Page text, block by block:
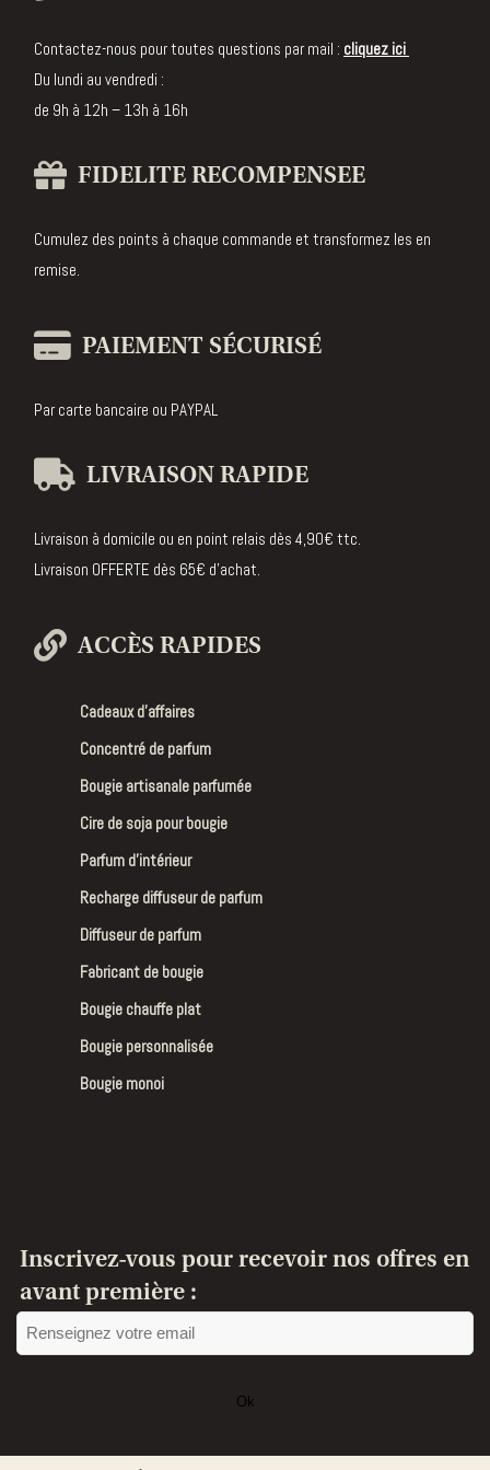
Bougie
Crémant
d'Alsace
Collector
parfumée
Diffuseur
Contactez-nous pour toutes questions par mail : cliquez ici
Du lundi au vendredi :
de 9h à 12h – 13h à 16h
FIDELITE RECOMPENSEE
Cumulez des points à chaque commande et transformez les en
remise.
PAIEMENT SÉCURISÉ
Par carte bancaire ou PAYPAL
LIVRAISON RAPIDE
Livraison à domicile ou en point relais dès 4,90€ ttc.
Livraison OFFERTE dès 65€ d’achat.
ACCÈS RAPIDES
Cadeaux d’affaires
Concentré de parfum
Bougie artisanale parfumée
Cire de soja pour bougie
Parfum d’intérieur
Recharge diffuseur de parfum
Diffuseur de parfum
Fabricant de bougie
Bougie chauffe plat
Bougie personnalisée
Bougie monoi
Inscrivez-vous pour recevoir nos offres en
avant première :
Ok
champ